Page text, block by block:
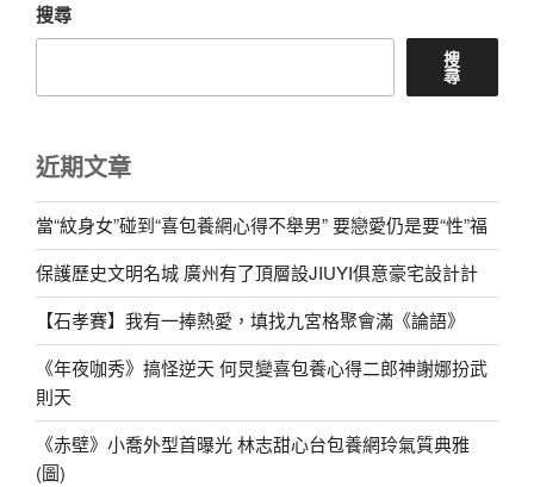
搜尋
搜
尋
近期文章
當“紋身女”碰到“喜包養網心得不舉男” 要戀愛仍是要“性”福
保護歷史文明名城 廣州有了頂層設JIUYI俱意豪宅設計計
【石孝賽】我有一捧熱愛，填找九宮格聚會滿《論語》
《年夜咖秀》搞怪逆天 何炅變喜包養心得二郎神謝娜扮武
則天
《赤壁》小喬外型首曝光 林志甜心台包養網玲氣質典雅
(圖)